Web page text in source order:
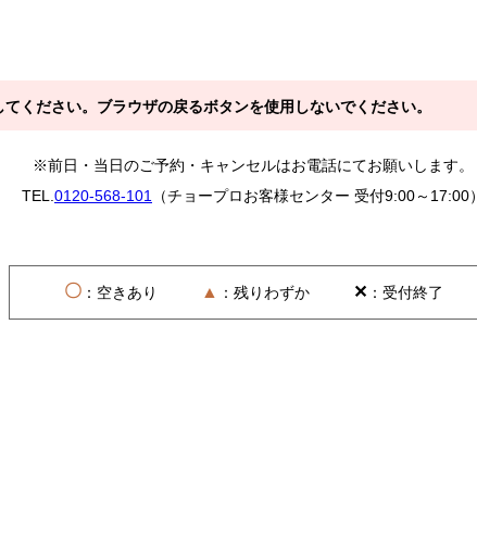
ください。ブラウザの戻るボタンを使用しないでください。
※前日・当日のご予約・キャンセルはお電話にてお願いします。
TEL. 0120-568-101 （チョープロお客様センター 受付9:00～17:00）
〇：空きあり ▲ ：残りわずか ✕ ：受付終了